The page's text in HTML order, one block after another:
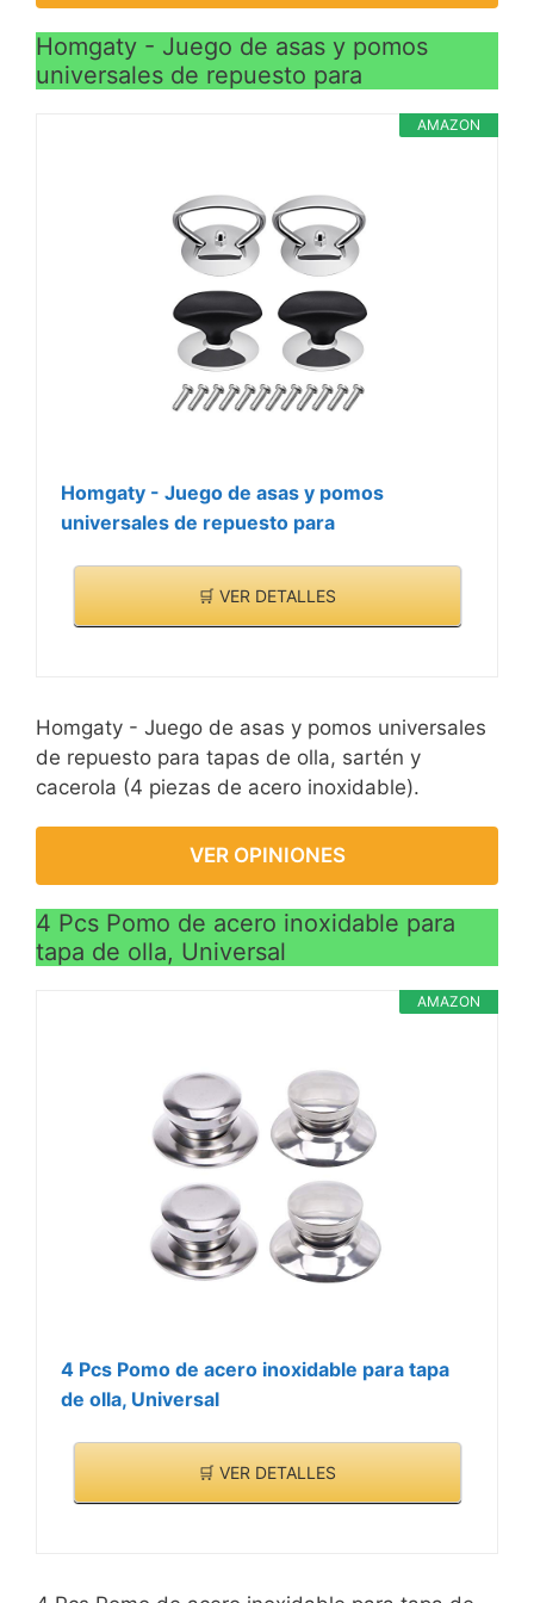
tapas calientes quemen
sus manos. El mango es
fuerte y ergonómico para
limpiar, después de
usarlo, puedes usar
fácilmente un paño
húmedo para limpiarlo.
Homgaty - Juego de asas y pomos
universales de repuesto para
AMAZON
Homgaty - Juego de asas y pomos
universales de repuesto para
🛒 VER DETALLES
Homgaty - Juego de asas y pomos universales
de repuesto para tapas de olla, sartén y
cacerola (4 piezas de acero inoxidable).
VER OPINIONES
4 Pcs Pomo de acero inoxidable para
tapa de olla, Universal
AMAZON
4 Pcs Pomo de acero inoxidable para tapa
de olla, Universal
🛒 VER DETALLES